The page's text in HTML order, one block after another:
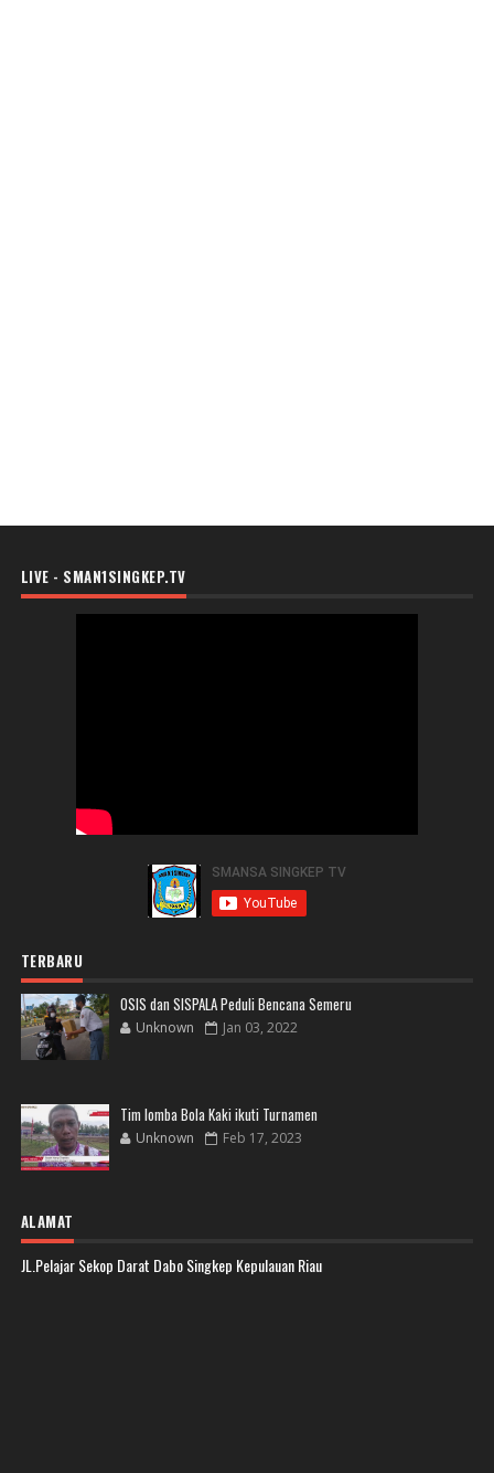
LIVE - SMAN1SINGKEP.TV
TERBARU
OSIS dan SISPALA Peduli Bencana Semeru
Unknown Jan 03, 2022
Tim lomba Bola Kaki ikuti Turnamen
Unknown Feb 17, 2023
ALAMAT
JL.Pelajar Sekop Darat Dabo Singkep Kepulauan Riau